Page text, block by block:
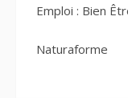
Emploi : Bien
Naturaforme